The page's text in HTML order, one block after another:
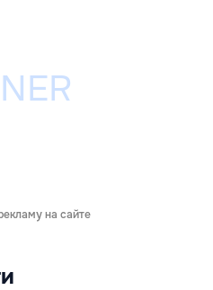
на сайте